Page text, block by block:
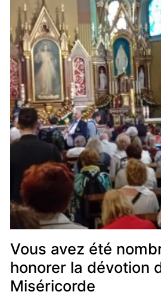
Vous avez été
honorer la dévotion
Miséricorde